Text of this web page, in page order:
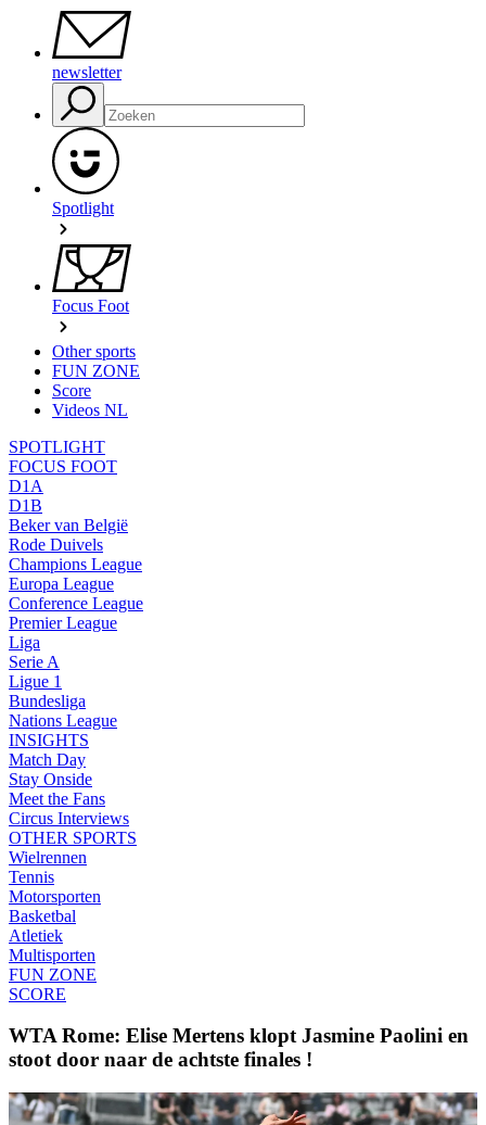
newsletter
Spotlight
Focus Foot
Other sports
FUN ZONE
Score
Videos NL
SPOTLIGHT
FOCUS FOOT
D1A
D1B
Beker van België
Rode Duivels
Champions League
Europa League
Conference League
Premier League
Liga
Serie A
Ligue 1
Bundesliga
Nations League
INSIGHTS
Match Day
Stay Onside
Meet the Fans
Circus Interviews
OTHER SPORTS
Wielrennen
Tennis
Motorsporten
Basketbal
Atletiek
Multisporten
FUN ZONE
SCORE
WTA Rome: Elise Mertens klopt Jasmine Paolini en
stoot door naar de achtste finales !